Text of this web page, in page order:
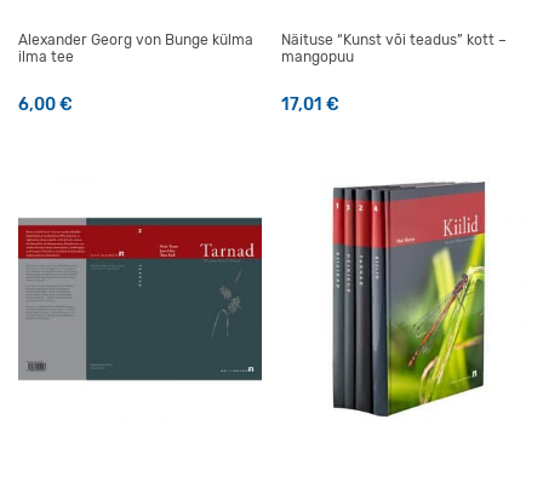
Alexander Georg von Bunge külma
ilma tee
6,00€
Näituse “Kunst või teadus” kott –
mangopuu
17,01€